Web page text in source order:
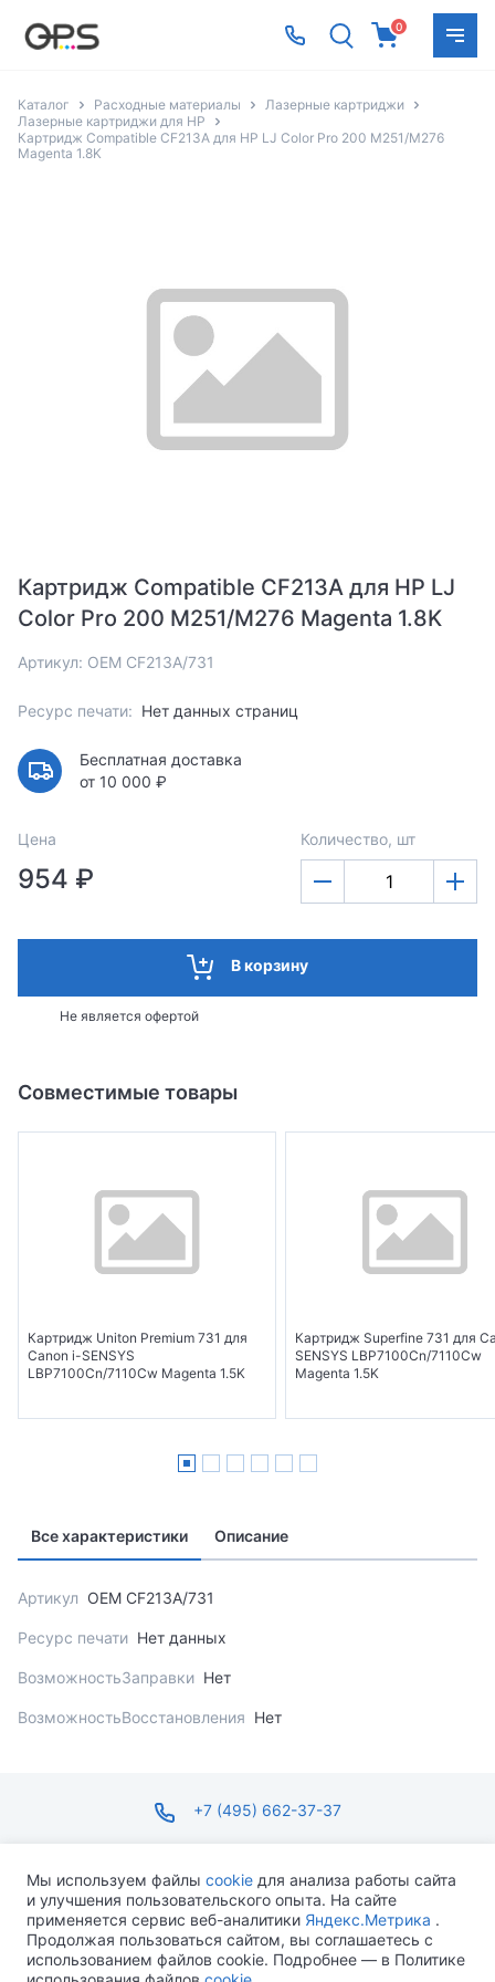
0
Каталог Расходные материалы
Лазерные картриджи
Лазерные картриджи для HP
Картридж Compatible CF213A для HP LJ Color Pro 200 M251/M276
Magenta 1.8K
Картридж Compatible CF213A для HP LJ
Color Pro 200 M251/M276 Magenta 1.8K
Артикул: OEM CF213A/731
Ресурс печати: Нет данных страниц
Бесплатная доставка
от 10 000 ₽
Цена
954 ₽
Количество, шт
В корзину
Не является офертой
Совместимые товары
Картридж Uniton Premium 731 для
Canon i-SENSYS
LBP7100Cn/7110Cw Magenta 1.5K
Картридж Superfine 731 для
SENSYS LBP7100Cn/7110Cw
Magenta 1.5K
Все характеристики Описание
Артикул OEM CF213A/731
Ресурс печати Нет данных
ВозможностьЗаправки Нет
ВозможностьВосстановления Нет
+7 (495) 662-37-37
ПН-ПТ С 09:00 ДО 18:00 СБ-ВС ВЫХОДНОЙ
Мы используем файлы cookie для анализа работы сайта
и улучшения пользовательского опыта. На сайте
применяется сервис веб-аналитики Яндекс.Метрика .
Продолжая пользоваться сайтом, вы соглашаетесь с
использованием файлов cookie. Подробнее — в Политике